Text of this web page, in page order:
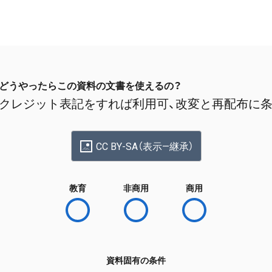
どうやったらこの資料の文書を使えるの？
クレジット表記をすれば利用可、改変と再配布に
CC BY-SA（表示—継承）
教育 非商用 商用
資料固有の条件